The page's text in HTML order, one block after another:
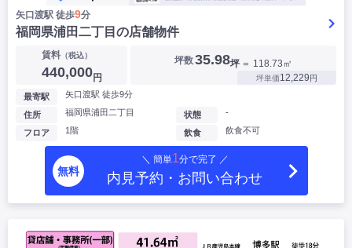
矢口渡駅 徒歩9分
福岡県浦田二丁目の店舗物件
賃料（税込）
440,000円
坪数35.98坪 ＝ 118.73㎡
坪単価12,229円
最寄駅 矢口渡駅 徒歩9分
住所 福岡県浦田二丁目
フロア 1階
状態 -
飲食 飲食不可
無料
＼ 簡単1分で完了 ／
内見予約・お問い合わせ